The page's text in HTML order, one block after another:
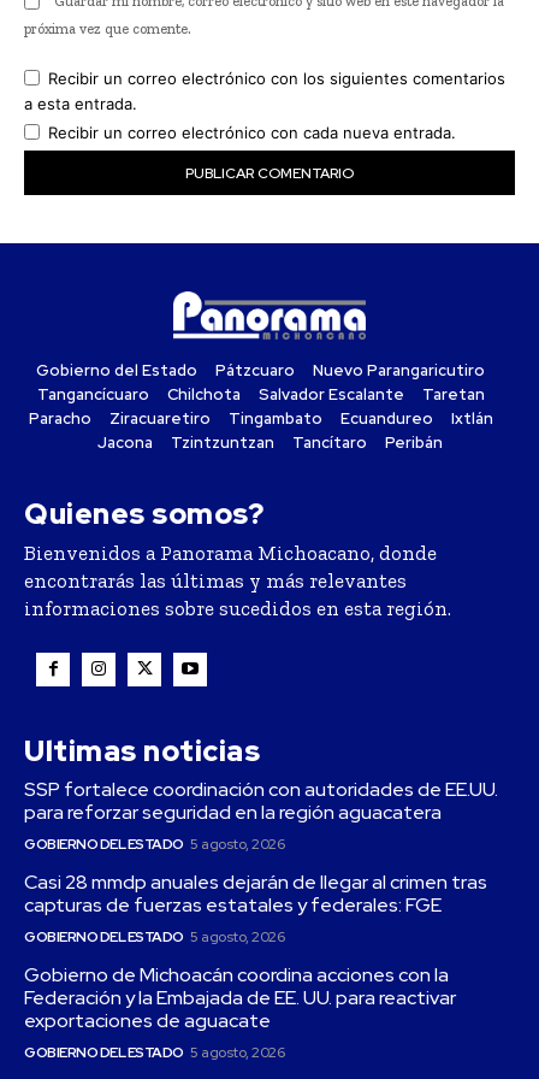
próxima vez que comente.
Recibir un correo electrónico con los siguientes comentarios
a esta entrada.
Recibir un correo electrónico con cada nueva entrada.
Gobierno del Estado Pátzcuaro
Nuevo Parangaricutiro
Tangancícuaro
Chilchota Salvador Escalante
Taretan
Paracho
Ziracuaretiro Tingambato Ecuandureo
Ixtlán
Jacona
Tzintzuntzan Tancítaro Peribán
Quienes somos?
Bienvenidos a Panorama Michoacano, donde
encontrarás las últimas y más relevantes
informaciones sobre sucedidos en esta región.
Ultimas noticias
SSP fortalece coordinación con autoridades de EE.UU.
para reforzar seguridad en la región aguacatera
GOBIERNO DEL ESTADO 5 agosto, 2026
Casi 28 mmdp anuales dejarán de llegar al crimen tras
capturas de fuerzas estatales y federales: FGE
GOBIERNO DEL ESTADO 5 agosto, 2026
Gobierno de Michoacán coordina acciones con la
Federación y la Embajada de EE. UU. para reactivar
exportaciones de aguacate
GOBIERNO DEL ESTADO 5 agosto, 2026